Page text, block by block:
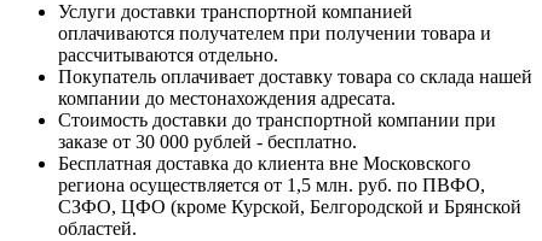
Услуги доставки транспортной компанией
оплачиваются получателем при получении товара и
рассчитываются отдельно.
Покупатель оплачивает доставку товара со склада нашей
компании до местонахождения адресата.
Стоимость доставки до транспортной компании при
заказе от 30 000 рублей - бесплатно.
Бесплатная доставка до клиента вне Московского
региона осуществляется от 1,5 млн. руб. по ПВФО,
СЗФО, ЦФО (кроме Курской, Белгородской и Брянской
областей.